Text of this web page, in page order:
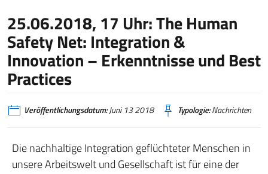
25.06.2018, 17 Uhr: The Human
Safety Net: Integration &
Innovation – Erkenntnisse und Best
Practices
Veröffentlichungsdatum:Juni 13 2018 Typologie:Nachrichten
Die nachhaltige Integration geflüchteter Menschen in
unsere Arbeitswelt und Gesellschaft ist für eine der